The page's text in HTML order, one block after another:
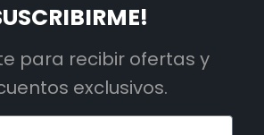
para recibir ofertas y
exclusivos.